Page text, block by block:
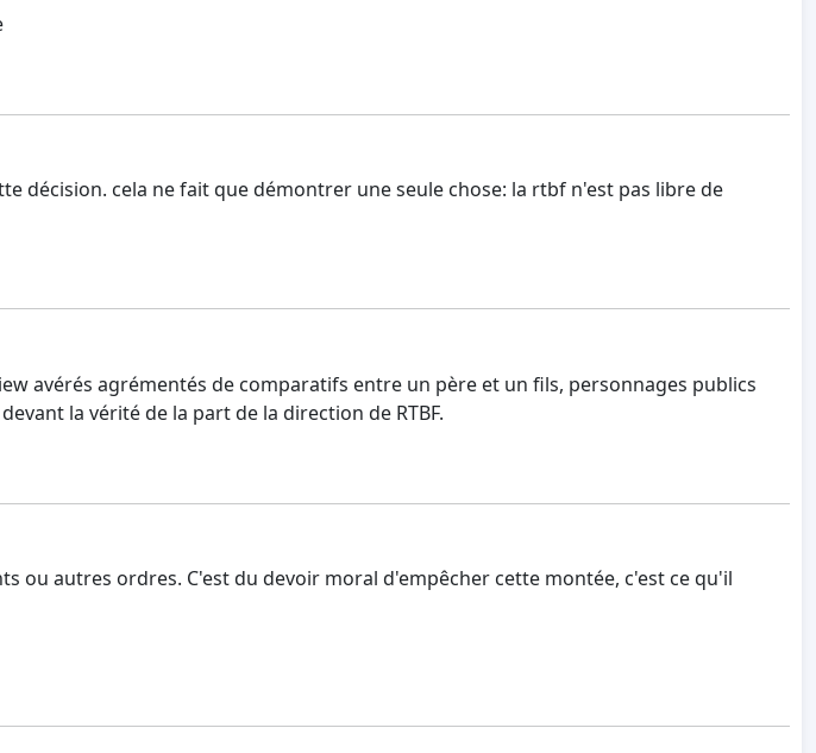
décision. cela ne fait que démontrer une seule chose: la rtbf n'est pas libre de
avérés agrémentés de comparatifs entre un père et un fils, personnages publics
la vérité de la part de la direction de RTBF.
ou autres ordres. C'est du devoir moral d'empêcher cette montée, c'est ce qu'il